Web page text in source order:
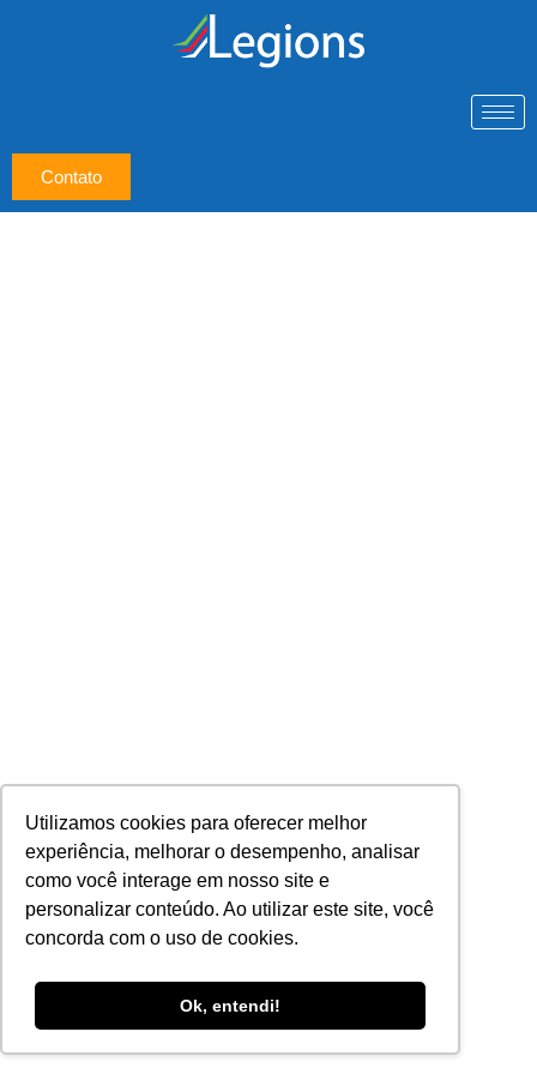
Utilizamos cookies para oferecer melhor
experiência, melhorar o desempenho, analisar
como você interage em nosso site e
personalizar conteúdo. Ao utilizar este site, você
concorda com o uso de cookies.
Ok, entendi!
Contato